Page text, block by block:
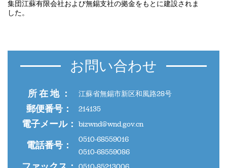
集団江蘇有限会社および無錫支社の拠金をもとに建設されま
した。
お問い合わせ
所 在 地 ： 江蘇省無錫市新区和風路28号
郵便番号： 214135
電子メール： bizwnd@wnd.gov.cn
電話番号：
0510-68559016
0510-68559086